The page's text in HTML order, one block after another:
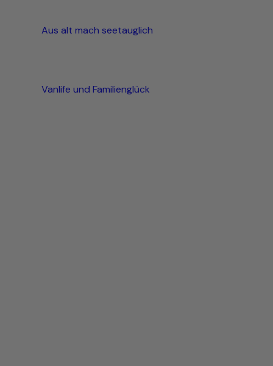
Aus alt mach seetauglich
Vanlife und Familienglück